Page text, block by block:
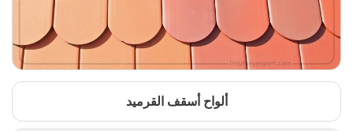
ألواح أسقف القرميد